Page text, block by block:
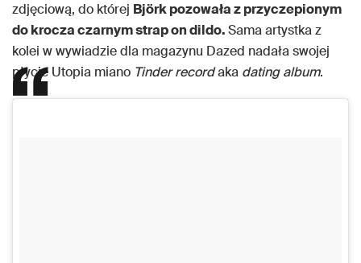
zdjęciową, do której Björk pozowała z przyczepionym
do krocza czarnym strap on dildo.Sama artystka z
kolei w wywiadzie dla magazynu Dazed nadała swojej
płycie Utopia miano Tinder recordaka dating album.